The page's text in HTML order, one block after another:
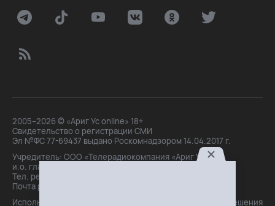
2005–2026 © «Ариг Ус online» 18+
Свидетельство о регистрации СМИ
Эл №ФС 77-69437 выдано Роскомнадзором 14.04.2017 г.
Учредитель: ООО «Телерадиокомпания «Ариг Ус»,
и.о. главного редактора: Маханова О.Б.
Тел. peдakции: +7(3012)21-30-14,
Почта peдakции: editor@arigus.tv
Использование материалов только с письменного разрешения